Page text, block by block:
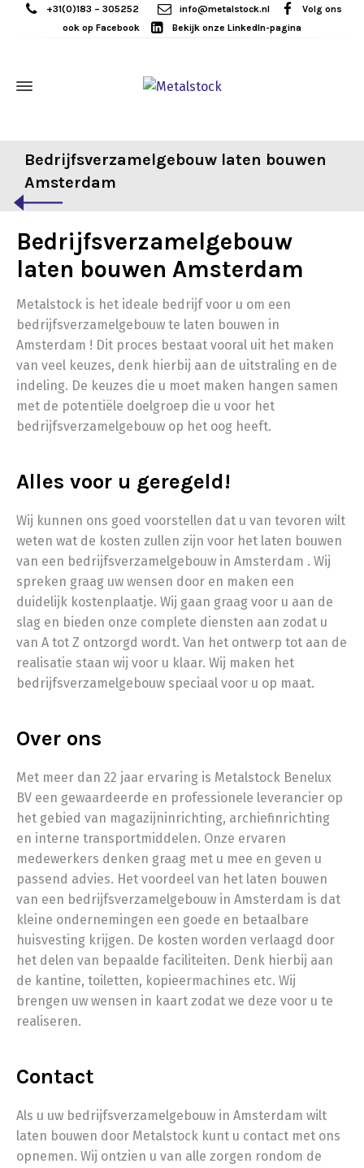
+31(0)183 – 305252 info@metalstock.nl
Volg ons
ook op Facebook
Bekijk onze LinkedIn-pagina
Bedrijfsverzamelgebouw laten bouwen
Amsterdam
Bedrijfsverzamelgebouw
laten bouwen Amsterdam
Metalstock is het ideale bedrijf voor u om een
bedrijfsverzamelgebouw te laten bouwen in
Amsterdam ! Dit proces bestaat vooral uit het maken
van veel keuzes, denk hierbij aan de uitstraling en de
indeling. De keuzes die u moet maken hangen samen
met de potentiële doelgroep die u voor het
bedrijfsverzamelgebouw op het oog heeft.
Alles voor u geregeld!
Wij kunnen ons goed voorstellen dat u van tevoren wilt
weten wat de kosten zullen zijn voor het laten bouwen
van een bedrijfsverzamelgebouw in Amsterdam . Wij
spreken graag uw wensen door en maken een
duidelijk kostenplaatje. Wij gaan graag voor u aan de
slag en bieden onze complete diensten aan zodat u
van A tot Z ontzorgd wordt. Van het ontwerp tot aan de
realisatie staan wij voor u klaar. Wij maken het
bedrijfsverzamelgebouw speciaal voor u op maat.
Over ons
Met meer dan 22 jaar ervaring is Metalstock Benelux
BV een gewaardeerde en professionele leverancier op
het gebied van magazijninrichting, archiefinrichting
en interne transportmiddelen. Onze ervaren
medewerkers denken graag met u mee en geven u
passend advies. Het voordeel van het laten bouwen
van een bedrijfsverzamelgebouw in Amsterdam is dat
kleine ondernemingen een goede en betaalbare
huisvesting krijgen. De kosten worden verlaagd door
het delen van bepaalde faciliteiten. Denk hierbij aan
de kantine, toiletten, kopieermachines etc. Wij
brengen uw wensen in kaart zodat we deze voor u te
realiseren.
Contact
Als u uw bedrijfsverzamelgebouw in Amsterdam wilt
laten bouwen door Metalstock kunt u contact met ons
opnemen. Wij ontzien u van alle zorgen rondom de